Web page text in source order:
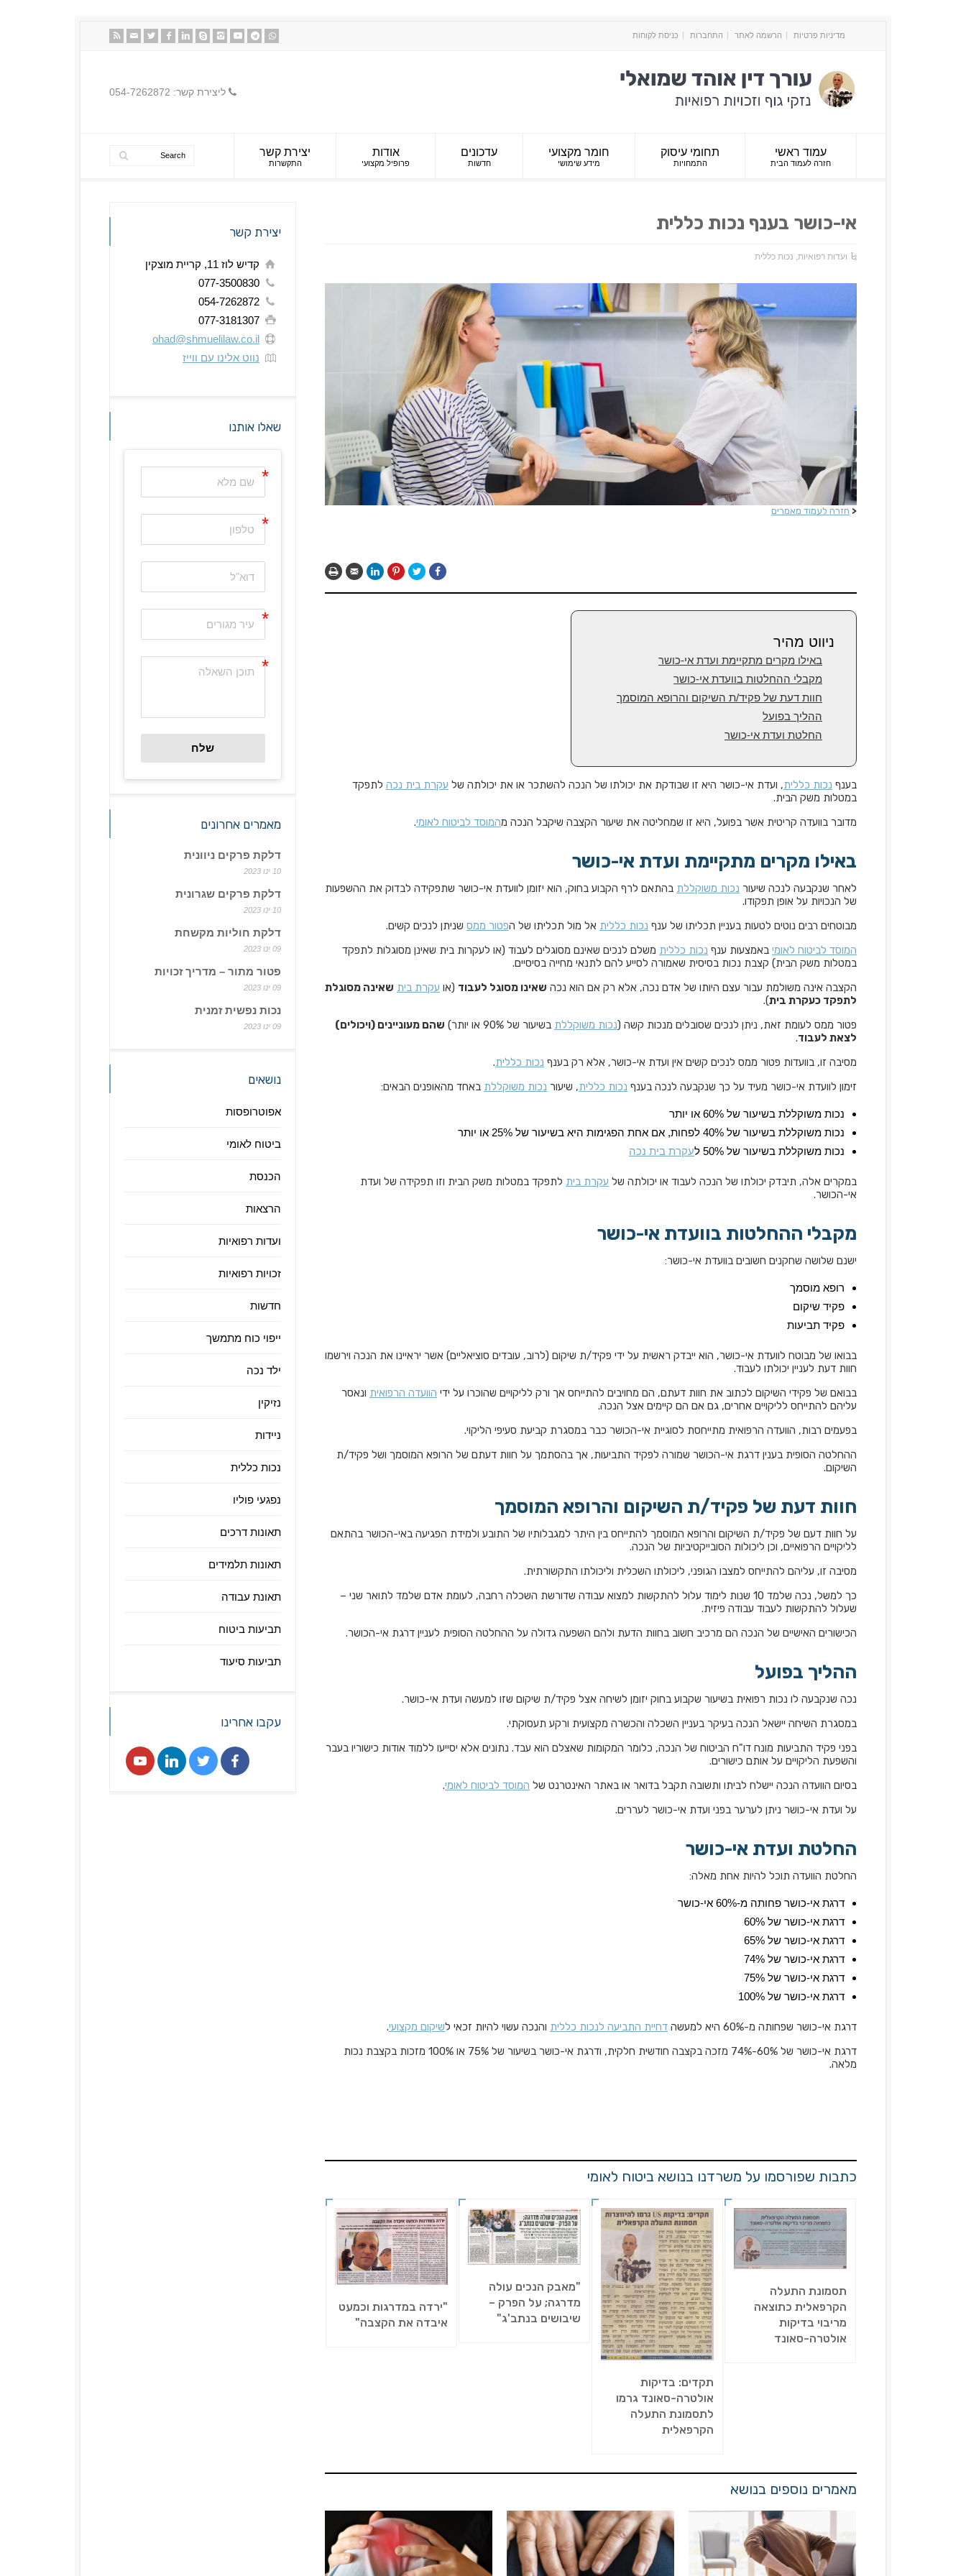
מדיניות פרטיות הרשמה לאתר התחברות כניסת לקוחות
ליצירת קשר: 054-7262872
עמוד ראשי
חזרה לעמוד הבית
תחומי עיסוק
התמחויות
חומר מקצועי
מידע שימושי
עדכונים
חדשות
אודות
פרופיל מקצועי
יצירת קשר
התקשרות
אי-כושר בענף נכות כללית
ועדות רפואיות, נכות כללית
< חזרה לעמוד מאמרים
ניווט מהיר
באילו מקרים מתקיימת ועדת אי-כושר
מקבלי ההחלטות בוועדת אי-כושר
חוות דעת של פקיד/ת השיקום והרופא המוסמך
ההליך בפועל
החלטת ועדת אי-כושר
בענף נכות כללית, ועדת אי-כושר היא זו שבודקת את יכולתו של הנכה להשתכר או את יכולתה של עקרת בית נכה לתפקד
במטלות משק הבית.
מדובר בוועדה קריטית אשר בפועל, היא זו שמחליטה את שיעור הקצבה שיקבל הנכה מהמוסד לביטוח לאומי.
באילו מקרים מתקיימת ועדת אי-כושר
לאחר שנקבעה לנכה שיעור נכות משוקללת בהתאם לרף הקבוע בחוק, הוא יזומן לוועדת אי-כושר שתפקידה לבדוק את ההשפעות
של הנכויות על אופן תפקודו.
מבוטחים רבים נוטים לטעות בעניין תכליתו של ענף נכות כללית אל מול תכליתו של הפטור ממס שניתן לנכים קשים.
המוסד לביטוח לאומי באמצעות ענף נכות כללית משלם לנכים שאינם מסוגלים לעבוד (או לעקרות בית שאינן מסוגלות לתפקד
במטלות משק הבית) קצבת נכות בסיסית שאמורה לסייע להם לתנאי מחייה בסיסיים.
הקצבה אינה משולמת עבור עצם היותו של אדם נכה, אלא רק אם הוא נכה שאינו מסוגל לעבוד (או עקרת בית שאינה מסוגלת
לתפקד כעקרת בית).
פטור ממס לעומת זאת, ניתן לנכים שסובלים מנכות קשה (נכות משוקללת בשיעור של 90% או יותר)
שהם מעוניינים (ויכולים)
לצאת לעבוד.
מסיבה זו, בוועדות פטור ממס לנכים קשים אין ועדת אי-כושר, אלא רק בענף נכות כללית.
זימון לוועדת אי-כושר מעיד על כך שנקבעה לנכה בענף נכות כללית, שיעור נכות משוקללת באחד מהאופנים הבאים:
נכות משוקללת בשיעור של 60% או יותר
נכות משוקללת בשיעור של 40% לפחות, אם אחת הפגימות היא בשיעור של 25% או יותר
נכות משוקללת בשיעור של 50% ל
עקרת בית נכה
במקרים אלה, תיבדק יכולתו של הנכה לעבוד או יכולתה של עקרת בית לתפקד במטלות משק הבית וזו תפקידה של ועדת
אי-הכושר.
מקבלי ההחלטות בוועדת אי-כושר
ישנם שלושה שחקנים חשובים בוועדת אי-כושר:
רופא מוסמך
פקיד שיקום
פקיד תביעות
בבואו של מבוטח לוועדת אי-כושר, הוא ייבדק ראשית על ידי פקיד/ת שיקום (לרוב, עובדים סוציאליים) אשר יראיינו את הנכה וירשמו
חוות דעת לעניין יכולתו לעבוד.
בבואם של פקידי השיקום לכתוב את חוות דעתם, הם מחויבים להתייחס אך ורק לליקויים שהוכרו על ידי הוועדה הרפואית ונאסר
עליהם להתייחס לליקויים אחרים, גם אם הם קיימים אצל הנכה.
בפעמים רבות, הוועדה הרפואית מתייחסת לסוגיית אי-הכושר כבר במסגרת קביעת סעיפי הליקוי.
ההחלטה הסופית בענין דרגת אי-הכושר שמורה לפקיד התביעות, אך בהסתמך על חוות דעתם של הרופא המוסמך ושל פקיד/ת
השיקום.
חוות דעת של פקיד/ת השיקום והרופא המוסמך
על חוות דעם של פקיד/ת השיקום והרופא המוסמך להתייחס בין היתר למגבלותיו של התובע ולמידת הפגיעה באי-הכושר בהתאם
לליקויים הרפואיים, וכן ליכולות הסובייקטיביות של הנכה.
מסיבה זו, עליהם להתייחס למצבו הגופני, ליכולתו השכלית וליכולתו התקשורתית.
כך למשל, נכה שלמד 10 שנות לימוד עלול להתקשות למצוא עבודה שדורשת השכלה רחבה, לעומת אדם שלמד לתואר שני –
שעלול להתקשות לעבוד עבודה פיזית.
הכישורים האישיים של הנכה הם מרכיב חשוב בחוות הדעת ולהם השפעה גדולה על ההחלטה הסופית לעניין דרגת אי-הכושר.
ההליך בפועל
נכה שנקבעה לו נכות רפואית בשיעור שקבוע בחוק יזומן לשיחה אצל פקיד/ת שיקום שזו למעשה ועדת אי-כושר.
במסגרת השיחה יישאל הנכה בעיקר בעניין השכלה והכשרה מקצועית ורקע תעסוקתי.
בפני פקיד התביעות מונח דו"ח הביטוח של הנכה, כלומר המקומות שאצלם הוא עבד. נתונים אלא יסייעו ללמוד אודות כישוריו בעבר
והשפעת הליקויים על אותם כישורים.
בסיום הוועדה הנכה יישלח לביתו ותשובה תקבל בדואר או באתר האינטרנט של המוסד לביטוח לאומי.
על ועדת אי-כושר ניתן לערער בפני ועדת אי-כושר לעררים.
החלטת ועדת אי-כושר
החלטת הוועדה תוכל להיות אחת מאלה:
דרגת אי-כושר פחותה מ-60% אי-כושר
דרגת אי-כושר של 60%
דרגת אי-כושר של 65%
דרגת אי-כושר של 74%
דרגת אי-כושר של 75%
דרגת אי-כושר של 100%
דרגת אי-כושר שפחותה מ-60% היא למעשה דחיית התביעה לנכות כללית והנכה עשוי להיות זכאי לשיקום מקצועי.
דרגת אי-כושר של 60%-74% מזכה בקצבה חודשית חלקית, ודרגת אי-כושר בשיעור של 75% או 100% מזכות בקצבת נכות
מלאה.
כתבות שפורסמו על משרדנו בנושא ביטוח לאומי
תסמונת התעלה
הקרפאלית כתוצאה
מריבוי בדיקות
אולטרה-סאונד
תקדים: בדיקות
אולטרה-סאונד גרמו
לתסמונת התעלה
הקרפאלית
"מאבק הנכים עולה
מדרגה; על הפרק –
שיבושים בנתב'ג"
"ירדה במדרגות וכמעט
איבדה את הקצבה"
מאמרים נוספים בנושא
יצירת קשר
קדיש לוז 11, קריית מוצקין
077-3500830
054-7262872
077-3181307
ohad@shmuelilaw.co.il
נווט אלינו עם ווייז
שאלו אותנו
שלח
מאמרים אחרונים
דלקת פרקים ניוונית
10 ינו 2023
דלקת פרקים שגרונית
10 ינו 2023
דלקת חוליות מקשחת
09 ינו 2023
פטור מתור – מדריך זכויות
09 ינו 2023
נכות נפשית זמנית
09 ינו 2023
נושאים
אפוטרופסות
ביטוח לאומי
הכנסת
הרצאות
ועדות רפואיות
זכויות רפואיות
חדשות
ייפוי כוח מתמשך
ילד נכה
נזיקין
ניידות
נכות כללית
נפגעי פוליו
תאונות דרכים
תאונות תלמידים
תאונת עבודה
תביעות ביטוח
תביעות סיעוד
עקבו אחרינו